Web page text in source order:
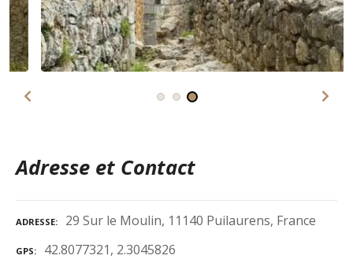
Adresse et Contact
ADRESSE 29 Sur le Moulin, 11140 Puilaurens, France
GPS 42.8077321, 2.3045826